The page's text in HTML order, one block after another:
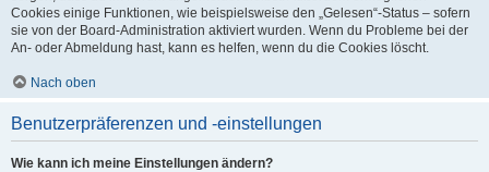
Cookies einige Funktionen, wie beispielsweise den „Gelesen“-Status – sofern
sie von der Board-Administration aktiviert wurden. Wenn du Probleme bei der
An- oder Abmeldung hast, kann es helfen, wenn du die Cookies löscht.
Nach oben
Benutzerpräferenzen und -einstellungen
Wie kann ich meine Einstellungen ändern?